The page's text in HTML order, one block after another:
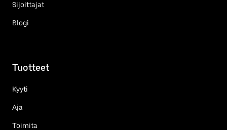
Sijoittajat
Blogi
Tuotteet
Kyyti
Aja
Toimita